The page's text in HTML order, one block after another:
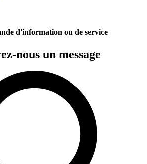
d'information ou de service
nous un message